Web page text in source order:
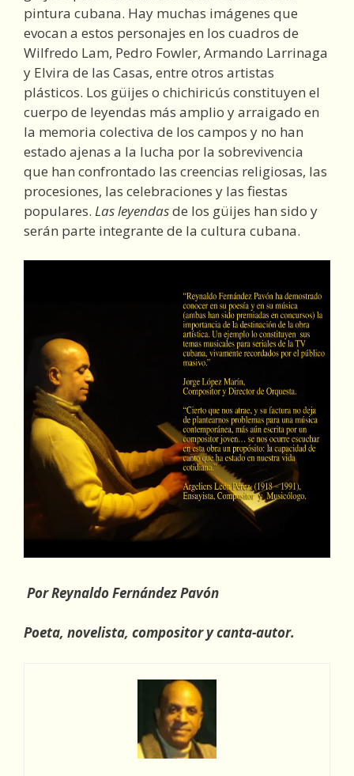
pintura cubana. Hay muchas imágenes que
evocan a estos personajes en los cuadros de
Wilfredo Lam, Pedro Fowler, Armando Larrinaga
y Elvira de las Casas, entre otros artistas
plásticos. Los güijes o chichiricús constituyen el
cuerpo de leyendas más amplio y arraigado en
la memoria colectiva de los campos y no han
estado ajenas a la lucha por la sobrevivencia
que han confrontado las creencias religiosas, las
procesiones, las celebraciones y las fiestas
populares. Las leyendasde los güijes han sido y
serán parte integrante de la cultura cubana.
Por Reynaldo Fernández Pavón
Poeta, novelista, compositor y canta-autor.